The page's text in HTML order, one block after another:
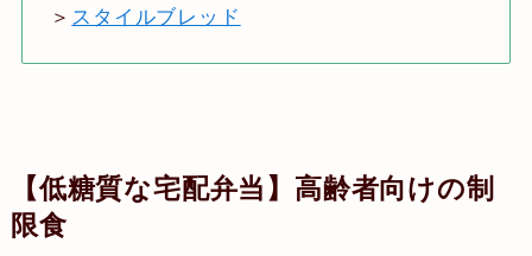
＞ スタイルブレッド
【低糖質な宅配弁当】 高齢者向けの制
限食